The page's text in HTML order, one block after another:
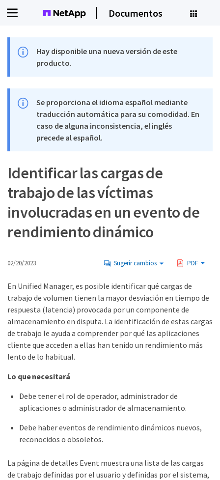
Documentos
Hay disponible una nueva versión de este
producto.
Se proporciona el idioma español mediante
traducción automática para su comodidad. En
caso de alguna inconsistencia, el inglés
precede al español.
Identificar las cargas de
trabajo de las víctimas
involucradas en un evento de
rendimiento dinámico
02/20/2023 Sugerir cambios PDF
En Unified Manager, es posible identificar qué cargas de
trabajo de volumen tienen la mayor desviación en tiempo de
respuesta (latencia) provocada por un componente de
almacenamiento en disputa. La identificación de estas cargas
de trabajo le ayuda a comprender por qué las aplicaciones
cliente que acceden a ellas han tenido un rendimiento más
lento de lo habitual.
Lo que necesitará
Debe tener el rol de operador, administrador de
aplicaciones o administrador de almacenamiento.
Debe haber eventos de rendimiento dinámicos nuevos,
reconocidos o obsoletos.
La página de detalles Event muestra una lista de las cargas
de trabajo definidas por el usuario y definidas por el sistema,